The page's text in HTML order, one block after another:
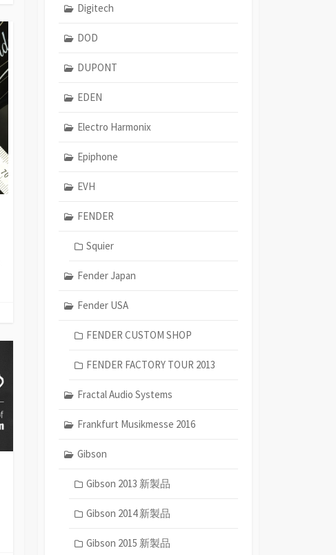
Digitech
DOD
DUPONT
EDEN
Electro Harmonix
Epiphone
EVH
FENDER
Squier
Fender Japan
Fender USA
FENDER CUSTOM SHOP
FENDER FACTORY TOUR 2013
Fractal Audio Systems
Frankfurt Musikmesse 2016
Gibson
Gibson 2013 新製品
Gibson 2014 新製品
Gibson 2015 新製品